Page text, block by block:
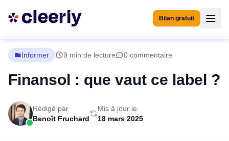
Bilan gratuit
Informer 9 min de lecture 0 commentaire
Finansol : que vaut ce label ?
Rédigé par
Benoît Fruchard
Mis à jour le
18 mars 2025